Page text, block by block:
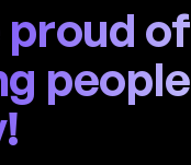
proud of
people